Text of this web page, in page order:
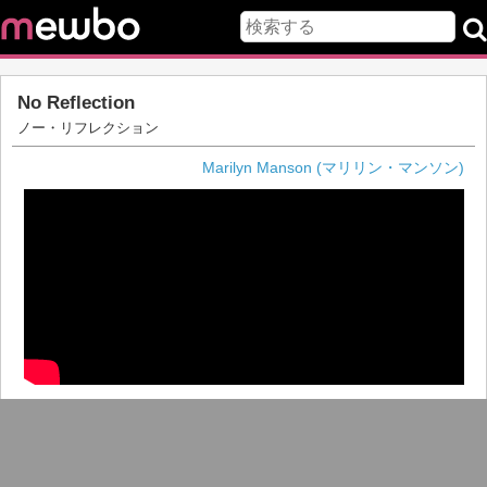
No Reflection
ノー・リフレクション
Marilyn Manson (マリリン・マンソン)